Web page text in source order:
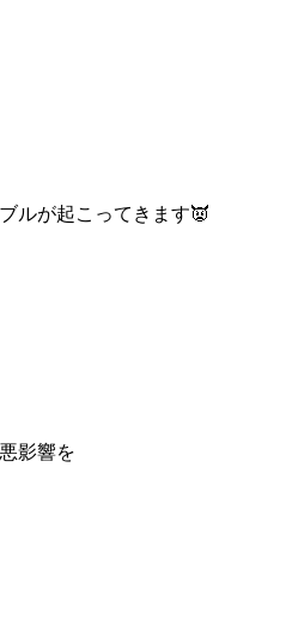
ルが起こってきます👿
影響を